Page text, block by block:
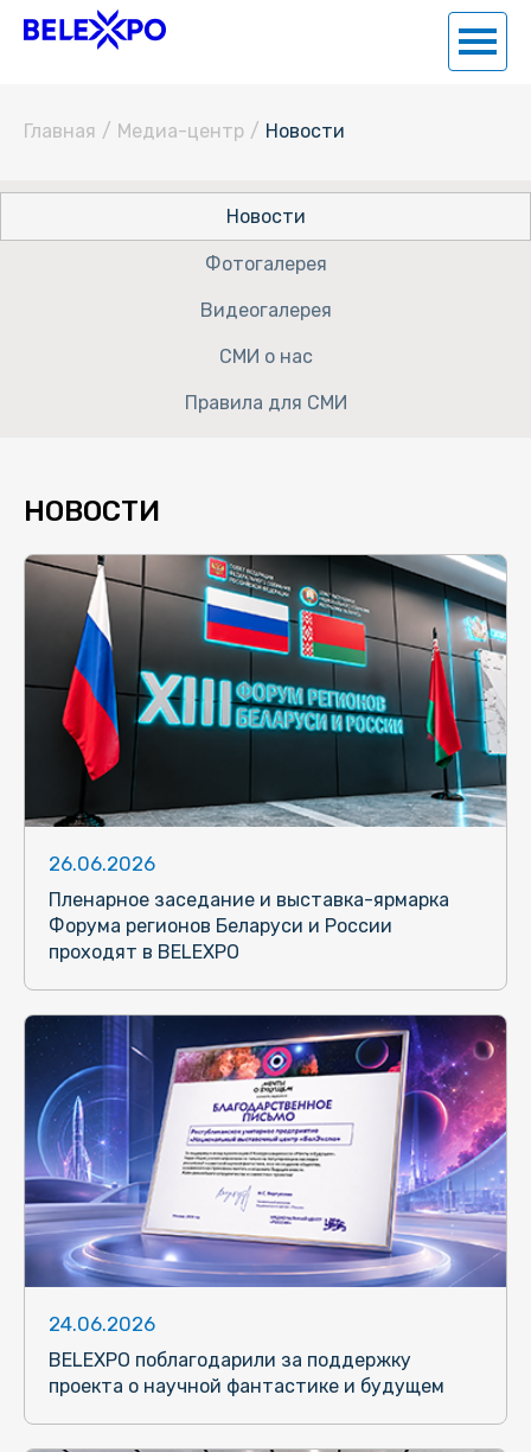
Главная / Медиа-центр / Новости
Новости
Фотогалерея
Видеогалерея
СМИ о нас
Правила для СМИ
НОВОСТИ
26.06.2026
Пленарное заседание и выставка-ярмарка
Форума регионов Беларуси и России
проходят в BELEXPO
24.06.2026
BELEXPO поблагодарили за поддержку
проекта о научной фантастике и будущем